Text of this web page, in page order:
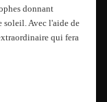
donnant
soleil. Avec l'aide de
qui fera